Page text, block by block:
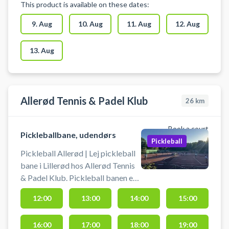
Sengeløse. Gratis parkering ved
hallen i Sengeløse ved booking af
pickleball. Omklædningsrum og
hallen åbnes/lukkes en halv time
før/efter anvendelse af hallen.
This product is available on these dates:
9. Aug 10. Aug 11. Aug 12. Aug
13. Aug
Allerød Tennis & Padel Klub 26 km
Book a court
Pickleballbane, udendørs
Pickleball Allerød | Lej pickleball
bane i Lillerød hos Allerød Tennis
& Padel Klub. Pickleball banen er
en udendørs hardcourt
pickleballbane. Book
pickleballbane og spil pickleball i
Allerød på en af de 4 udendørs
Pickleball
12:00 13:00 14:00 15:00
16:00 17:00 18:00 19:00